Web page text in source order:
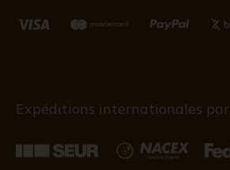
Expéditions internationales par